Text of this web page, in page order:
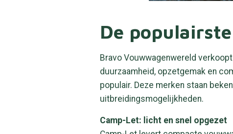
De
Bravo Vouwwagenwereld
duurzaamheid, opzetgemak en
populair. Deze merken staan
uitbreidingsmogelijkheden.
Camp-Let: licht en snel opgezet